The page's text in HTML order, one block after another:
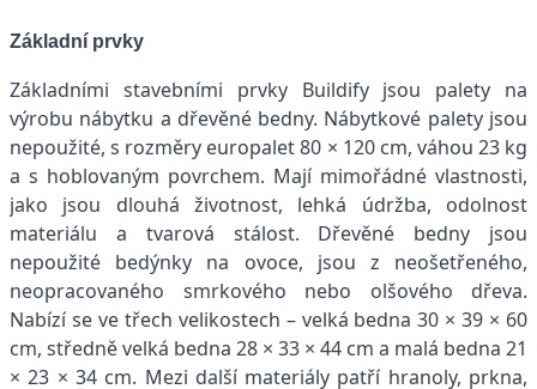
Základní prvky
Základními stavebními prvky Buildify jsou palety na
výrobu nábytku a dřevěné bedny. Nábytkové palety jsou
nepoužité, s rozměry europalet 80 × 120 cm, váhou 23 kg
a s hoblovaným povrchem. Mají mimořádné vlastnosti,
jako jsou dlouhá životnost, lehká údržba, odolnost
materiálu a tvarová stálost. Dřevěné bedny jsou
nepoužité bedýnky na ovoce, jsou z neošetřeného,
neopracovaného smrkového nebo olšového dřeva.
Nabízí se ve třech velikostech – velká bedna 30 × 39 × 60
cm, středně velká bedna 28 × 33 × 44 cm a malá bedna 21
× 23 × 34 cm. Mezi další materiály patří hranoly, prkna,